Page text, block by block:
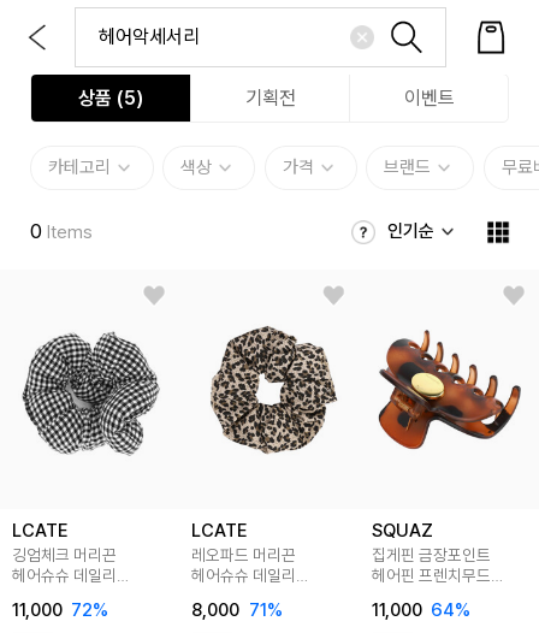
상품 (5) 기획전 이벤트
카테고리 색상 가격 브랜드 무료
0 Items 인기순
LCATE
깅엄체크 머리끈
헤어슈슈 데일리
LEAR006
11,000 72%
LCATE
레오파드 머리끈
헤어슈슈 데일리
LEAR001
8,000 71%
SQUAZ
집게핀 금장포인트
헤어핀 프렌치무드
11,000 64%